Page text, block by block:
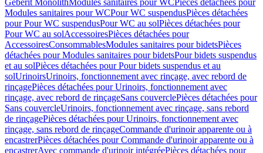
Geberit MonolithModules sanitaires pour WCPièces détachées pour
Modules sanitaires pour WCPour WC suspendusPièces détachées
pour Pour WC suspendusPour WC au solPièces détachées pour
Pour WC au solAccessoiresPièces détachées pour
AccessoiresConsommablesModules sanitaires pour bidetsPièces
détachées pour Modules sanitaires pour bidetsPour bidets suspendus
et au solPièces détachées pour Pour bidets suspendus et au
solUrinoirsUrinoirs, fonctionnement avec rinçage, avec rebord de
rinçagePièces détachées pour Urinoirs, fonctionnement avec
rinçage, avec rebord de rinçageSans couverclePièces détachées pour
Sans couvercleUrinoirs, fonctionnement avec rinçage, sans rebord
de rinçagePièces détachées pour Urinoirs, fonctionnement avec
rinçage, sans rebord de rinçageCommande d'urinoir apparente ou à
encastrerPièces détachées pour Commande d'urinoir apparente ou à
encastrerAvec commande d'urinoir intégréePièces détachées pour